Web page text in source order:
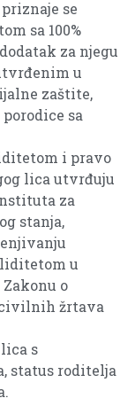
priznaje se
sa 100%
za njegu
u
zaštite,
sa
i pravo
lica utvrđuju
za
stanja,
u
o
žrtava
s
status roditelja